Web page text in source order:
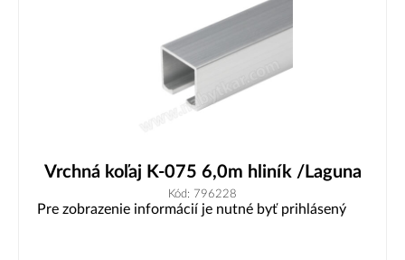
Vrchná koľaj K-075 6,0m hliník /Laguna
Kód: 796228
Pre zobrazenie informácií je nutné byť prihlásený